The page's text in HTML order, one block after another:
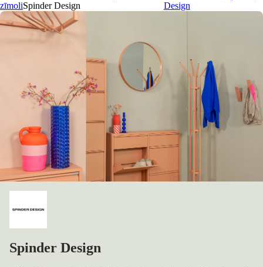
zīmoliSpinder Design
Design
Spinder Design